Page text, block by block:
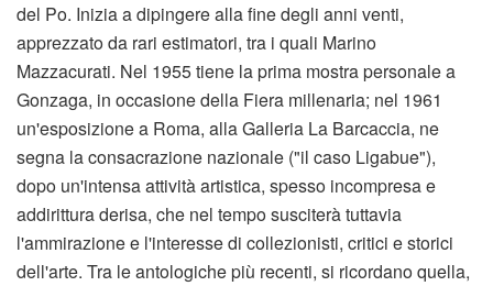
del Po. Inizia a dipingere alla fine degli anni venti,
apprezzato da rari estimatori, tra i quali Marino
Mazzacurati. Nel 1955 tiene la prima mostra personale a
Gonzaga, in occasione della Fiera millenaria; nel 1961
un'esposizione a Roma, alla Galleria La Barcaccia, ne
segna la consacrazione nazionale ("il caso Ligabue"),
dopo un'intensa attività artistica, spesso incompresa e
addirittura derisa, che nel tempo susciterà tuttavia
l'ammirazione e l'interesse di collezionisti, critici e storici
dell'arte. Tra le antologiche più recenti, si ricordano quella,